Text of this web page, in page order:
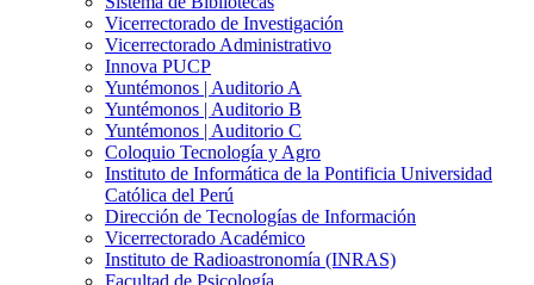
Vicerrectorado de Investigación
Vicerrectorado Administrativo
Innova PUCP
Yuntémonos | Auditorio A
Yuntémonos | Auditorio B
Yuntémonos | Auditorio C
Coloquio Tecnología y Agro
Instituto de Informática de la Pontificia Universidad
Católica del Perú
Dirección de Tecnologías de Información
Vicerrectorado Académico
Instituto de Radioastronomía (INRAS)
Facultad de Psicología